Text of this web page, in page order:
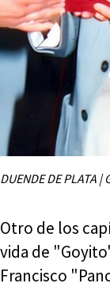
DUENDE DE PLATA |
Otro de los
vida de
Francisco